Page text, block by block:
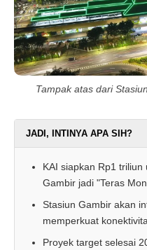
Tampak atas dari
JADI, INTINYA APA SIH?
KAI siapkan Rp1
Gambir jadi "Teras
Stasiun Gambir akan
memperkuat
Proyek target selesai